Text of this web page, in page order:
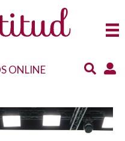
ONLINE